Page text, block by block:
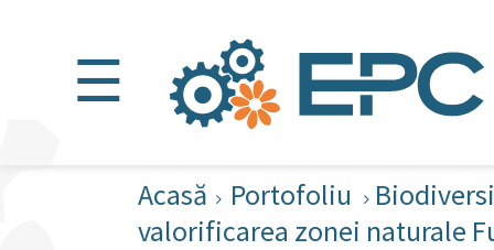
☰
Acasă Portofoliu
valorificarea zonei naturale